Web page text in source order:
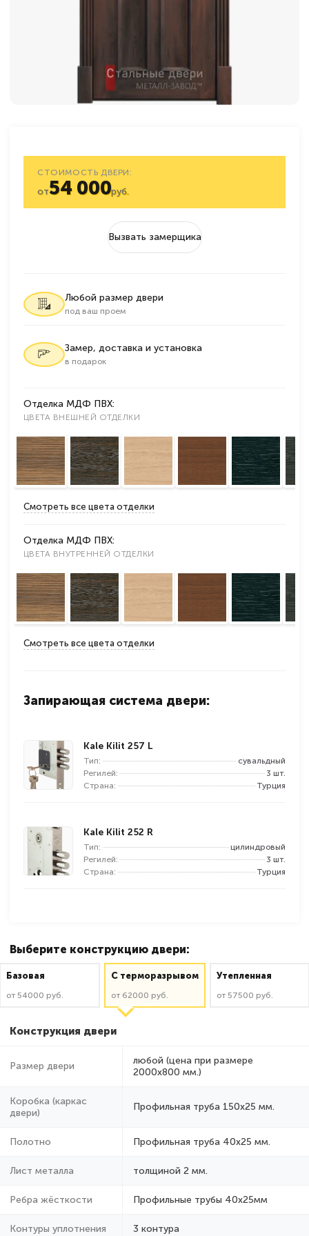
СТОИМОСТЬ ДВЕРИ:
от54 000руб.
Вызвать замерщика
Любой размер двери
под ваш проем
Замер, доставка и установка
в подарок
Отделка МДФ ПВХ:
ЦВЕТА ВНЕШНЕЙ ОТДЕЛКИ
Смотреть все цвета отделки
Отделка МДФ ПВХ:
ЦВЕТА ВНУТРЕННЕЙ ОТДЕЛКИ
Смотреть все цвета отделки
Запирающая система двери:
Kale Kilit 257 L
Тип:
сувальдный
Регилей:
3 шт.
Страна:
Турция
Kale Kilit 252 R
Тип:
цилиндровый
Регилей:
3 шт.
Страна:
Турция
Выберите конструкцию двери:
Базовая
от 54000 руб.
C терморазрывом
от 62000 руб.
Утепленная
от 57500 руб.
Конструкция двери
Размер двери
любой (цена при размере
2000x800 мм.)
Коробка (каркас
двери)
Профильная труба 150х25 мм.
Полотно Профильная труба 40х25 мм.
Лист металла толщиной 2 мм.
Ребра жёсткости Профильные трубы 40х25мм
Контуры уплотнения 3 контура